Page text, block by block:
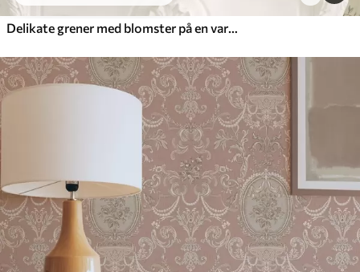
Delikate grener med blomster på en varm kremfarget bakgrunn